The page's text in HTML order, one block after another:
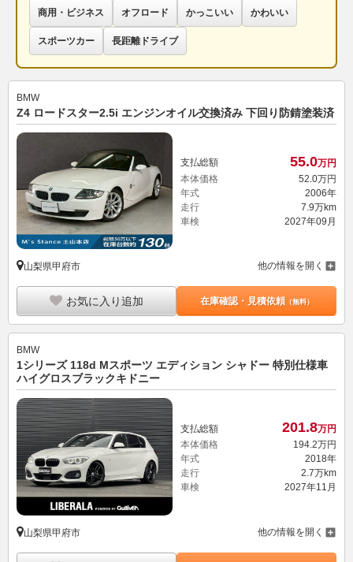
商用・ビジネス オフロード かっこいい かわいい
スポーツカー 長距離ドライブ
BMW
Z4 ロードスター2.5i エンジンオイル交換済み 下回り防錆塗装済
支払総額 55.0万円
本体価格
52. 0万円
年式
2006年
走行
7.9万km
車検
2027年09月
山梨県甲府市 他の情報を開く
お気に入り追加 在庫確認・見積依頼（無料）
BMW
1シリーズ 118d Mスポーツ エディション シャドー 特別仕様車
ハイグロスブラックキドニー
支払総額 201.8万円
本体価格
194.2万円
年式
2018年
走行
2.7万km
車検
2027年11月
山梨県甲府市 他の情報を開く